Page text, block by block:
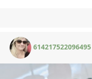
614217522096495